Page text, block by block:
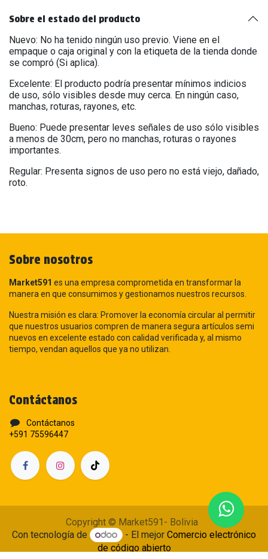
Sobre el estado del producto
Nuevo: No ha tenido ningún uso previo. Viene en el
empaque o caja original y con la etiqueta de la tienda donde
se compró (Si aplica).
Excelente: El producto podría presentar mínimos indicios
de uso, sólo visibles desde muy cerca. En ningún caso,
manchas, roturas, rayones, etc.
Bueno: Puede presentar leves señales de uso sólo visibles
a menos de 30cm, pero no manchas, roturas o rayones
importantes.
Regular: Presenta signos de uso pero no está viejo, dañado,
roto.
Sobre nosotros
Market591 es una empresa comprometida en transformar la
manera en que consumimos y gestionamos nuestros recursos.
Nuestra misión es clara: Promover la economía circular al permitir
que nuestros usuarios compren de manera segura artículos semi
nuevos en excelente estado con calidad verificada y, al mismo
tiempo, vendan aquellos que ya no utilizan.
Contáctanos
Contáctanos
+591 75596447
Copyright © Market591- Bolivia
Con tecnología de
- El mejor Comercio electrónico
de código abierto